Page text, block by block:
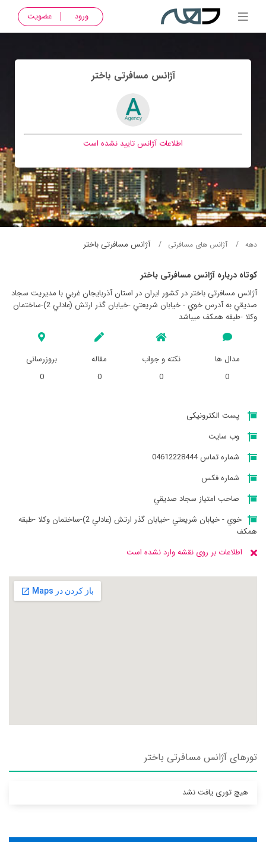
ورود عضویت
آژانس مسافرتی باختر
اطلاعات آژانس تایید نشده است
دهه آژانس های مسافرتی آژانس مسافرتی باختر
کوتاه درباره آژانس مسافرتی باختر
آژانس مسافرتی باختر در کشور ایران در استان آذربايجان غربي با مدیریت سجاد
صديقي به آدرس خوي - خيابان شريعتي -خيابان گذر ارتش (عادلي 2)-ساختمان
وكلا -طبقه همكف میباشد
مدال ها
0
نکته و جواب
0
مقاله
0
بروزرسانی
0
پست الکترونیکی
وب سایت
شماره تماس 04612228444
شماره فکس
صاحب امتیاز سجاد صديقي
خوي - خيابان شريعتي -خيابان گذر ارتش (عادلي 2)-ساختمان وكلا -طبقه
همكف
اطلاعات بر روی نقشه وارد نشده است
تورهای آژانس مسافرتی باختر
هیچ توری یافت نشد